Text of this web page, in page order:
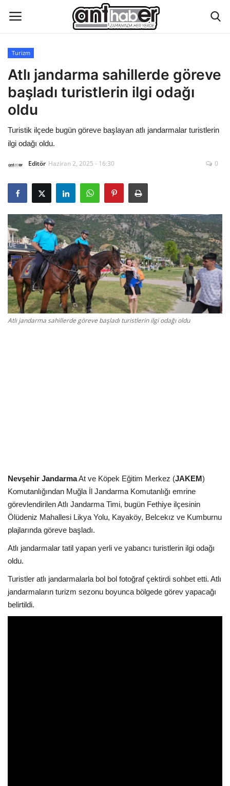
Künye
Eğitim
Hakkımızda
Asayiş
Çevre
Gizlilik Politikası
Reklam ve İşbirliği
Bodrum Trafik Yoğunluk Haritası
Sağlık
Ekonomi
Gündem
Turizm
Atlı jandarma sahillerde göreve
başladı turistlerin ilgi odağı
oldu
Turistik ilçede bugün göreve başlayan atlı jandarmalar turistlerin
ilgi odağı oldu.
Editör Haziran 2, 2025 - 16:30 0
Atlı jandarma sahillerde göreve başladı turistlerin ilgi odağı oldu
Nevşehir JandarmaAt ve Köpek Eğitim Merkez (JAKEM)
Komutanlığından Muğla İl Jandarma Komutanlığı emrine
görevlendirilen Atlı Jandarma Timi, bugün Fethiye ilçesinin
Ölüdeniz Mahallesi Likya Yolu, Kayaköy, Belcekız ve Kumburnu
plajlarında göreve başladı.
Atlı jandarmalar tatil yapan yerli ve yabancı turistlerin ilgi odağı
oldu.
Turistler atlı jandarmalarla bol bol fotoğraf çektirdi sohbet etti. Atlı
jandarmaların turizm sezonu boyunca bölgede görev yapacağı
belirtildi.